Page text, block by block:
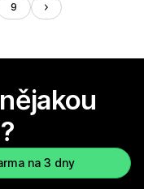
9
na 3 dny